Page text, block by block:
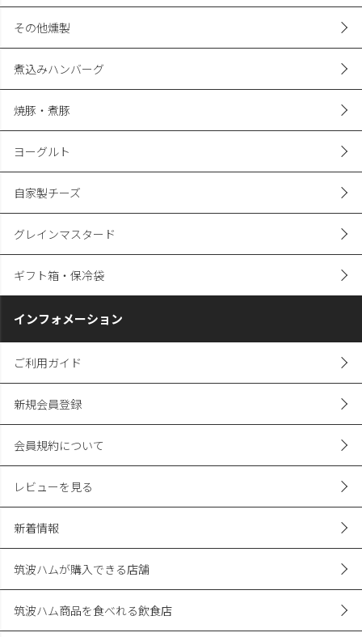
その他燻製
煮込みハンバーグ
焼豚・煮豚
ヨーグルト
自家製チーズ
グレインマスタード
ギフト箱・保冷袋
インフォメーション
ご利用ガイド
新規会員登録
会員規約について
レビューを見る
新着情報
筑波ハムが購入できる店舗
筑波ハム商品を食べれる飲食店